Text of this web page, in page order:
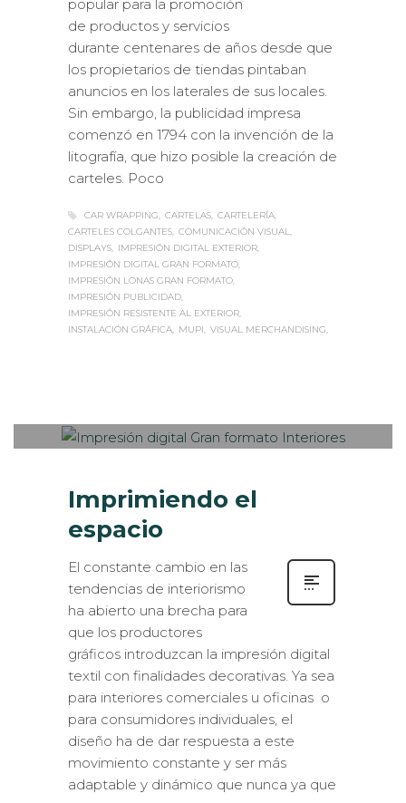
popular para la promoción
de productos y servicios
durante centenares de años desde que
los propietarios de tiendas pintaban
anuncios en los laterales de sus locales.
Sin embargo, la publicidad impresa
comenzó en 1794 con la invención de la
litografía, que hizo posible la creación de
carteles. Poco
CAR WRAPPING CARTELAS CARTELERÍA
CARTELES COLGANTES COMUNICACIÓN VISUAL
DISPLAYS
IMPRESIÓN DIGITAL EXTERIOR
IMPRESIÓN DIGITAL GRAN FORMATO
IMPRESIÓN LONAS GRAN FORMATO
IMPRESIÓN PUBLICIDAD
IMPRESIÓN RESISTENTE AL EXTERIOR
INSTALACIÓN GRÁFICA
MUPI VISUAL MERCHANDISING
Imprimiendo el
espacio
El constante cambio en las
tendencias de interiorismo
ha abierto una brecha para
que los productores
gráficos introduzcan la impresión digital
textil con finalidades decorativas. Ya sea
para interiores comerciales u oficinas o
para consumidores individuales, el
diseño ha de dar respuesta a este
movimiento constante y ser más
adaptable y dinámico que nunca ya que